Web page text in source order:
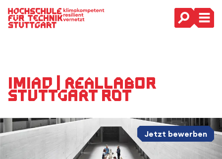
Hauptnavigation
IMIAD | Reallabor
Stuttgart Rot
Jetzt bewerben